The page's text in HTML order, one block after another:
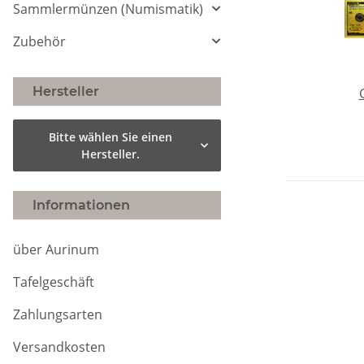
Sammlermünzen (Numismatik)
Zubehör
Hersteller
Bitte wählen Sie einen
Hersteller.
Informationen
über Aurinum
Tafelgeschäft
Zahlungsarten
Versandkosten